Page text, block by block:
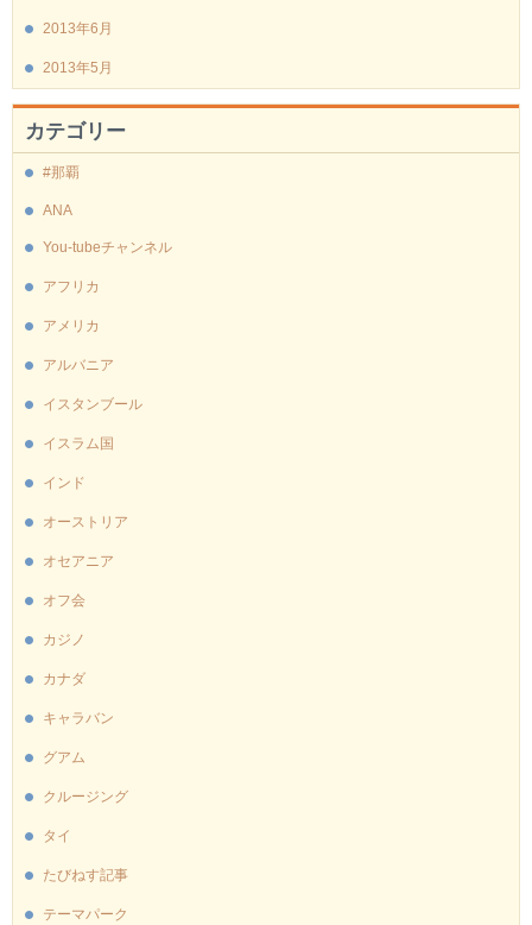
2013年6月
2013年5月
カテゴリー
#那覇
ANA
You-tubeチャンネル
アフリカ
アメリカ
アルバニア
イスタンブール
イスラム国
インド
オーストリア
オセアニア
オフ会
カジノ
カナダ
キャラバン
グアム
クルージング
タイ
たびねす記事
テーマパーク